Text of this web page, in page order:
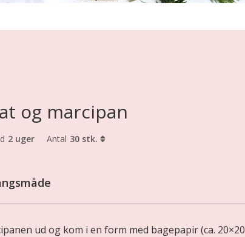
og marcipan
2 uger Antal 30 stk.
ud og kom i en form med bagepapir (ca. 20×20